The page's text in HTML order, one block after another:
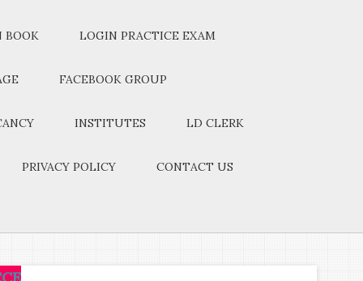
BOOK LOGIN PRACTICE EXAM
FACEBOOK GROUP
INSTITUTES LD CLERK
PRIVACY POLICY CONTACT US